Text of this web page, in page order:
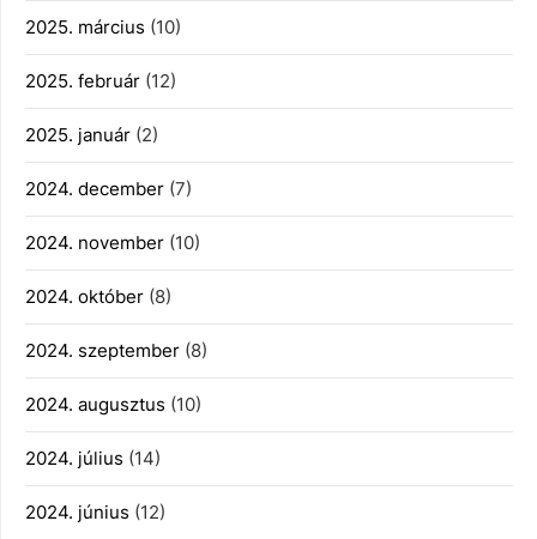
2025. március (10)
2025. február (12)
2025. január (2)
2024. december (7)
2024. november (10)
2024. október (8)
2024. szeptember (8)
2024. augusztus (10)
2024. július (14)
2024. június (12)